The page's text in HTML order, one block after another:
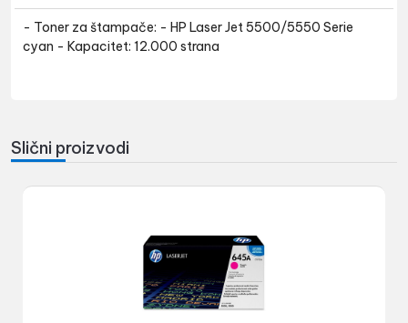
- Toner za štampače: - HP Laser Jet 5500/5550 Serie
cyan - Kapacitet: 12.000 strana
Slični proizvodi